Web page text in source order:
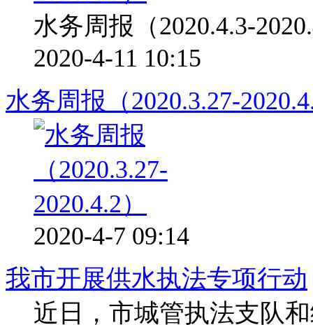
水务周报（2020.4.3-
2020-4-11 10:15
水务周报（2020.3.27-
2020-4-7 09:14
我市开展供水执法专项行动
近日，市城管执法支队